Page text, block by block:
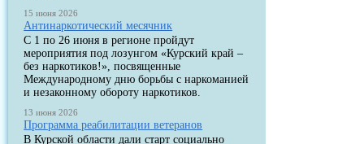
15 июня 2026
Антинаркотический месячник
С 1 по 26 июня в регионе пройдут
мероприятия под лозунгом «Курский край –
без наркотиков!», посвященные
Международному дню борьбы с наркоманией
и незаконному обороту наркотиков.
13 июня 2026
Программа реабилитации ветеранов
В Курской области дали старт социально